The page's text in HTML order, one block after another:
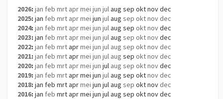
2026: jan feb mrt aprmei jun julaug sep oktnovdec
2025: jan feb mrt aprmei jun julaug sep oktnov dec
2024: jan feb mrt aprmei jun julaug sep oktnovdec
2023: jan feb mrt aprmei jun julaug sep oktnovdec
2022: jan feb mrtaprmei jun jul aug sep oktnov dec
2021: jan feb mrtaprmei jun jul aug sep oktnov dec
2020: jan feb mrt aprmei jun jul aug sep oktnovdec
2019: jan feb mrtaprmei jun julaug sep oktnov dec
2018: jan feb mrtaprmei jun julaug sep oktnov dec
2016: jan feb mrtaprmei jun julaug sep oktnovdec